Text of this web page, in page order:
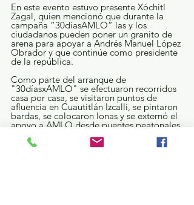
En este evento estuvo presente Xóchitl
Zagal, quien mencionó que durante la
campaña “30díasAMLO” las y los
ciudadanos pueden poner un granito de
arena para apoyar a Andrés Manuel López
Obrador y que continúe como presidente
de la república.
Como parte del arranque de
"30díasxAMLO" se efectuaron recorridos
casa por casa, se visitaron puntos de
afluencia en Cuautitlán Izcalli, se pintaron
bardas, se colocaron lonas y se externó el
apoyo a AMLO desde puentes peatonales